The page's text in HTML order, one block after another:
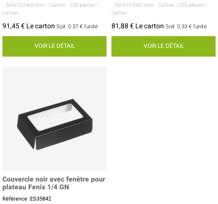
- 260x157x65 mm - Carton - 250 pièces /
carton
91,45 € Le carton Soit 0.37 € l'unité
VOIR LE DÉTAIL
- 260x157x65 mm - Carton - 250 pièces /
carton
81,88 € Le carton Soit 0.33 € l'unité
VOIR LE DÉTAIL
Couvercle noir avec fenêtre pour
plateau Fenix 1/4 GN
Référence :ES35842